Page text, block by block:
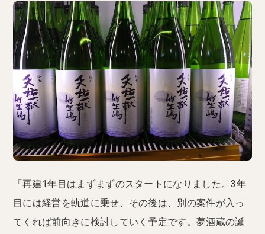
「再建1年目はまずまずのスタートになりました。3年
目には経営を軌道に乗せ、その後は、別の案件が入っ
てくれば前向きに検討していく予定です。夢酒蔵の誕